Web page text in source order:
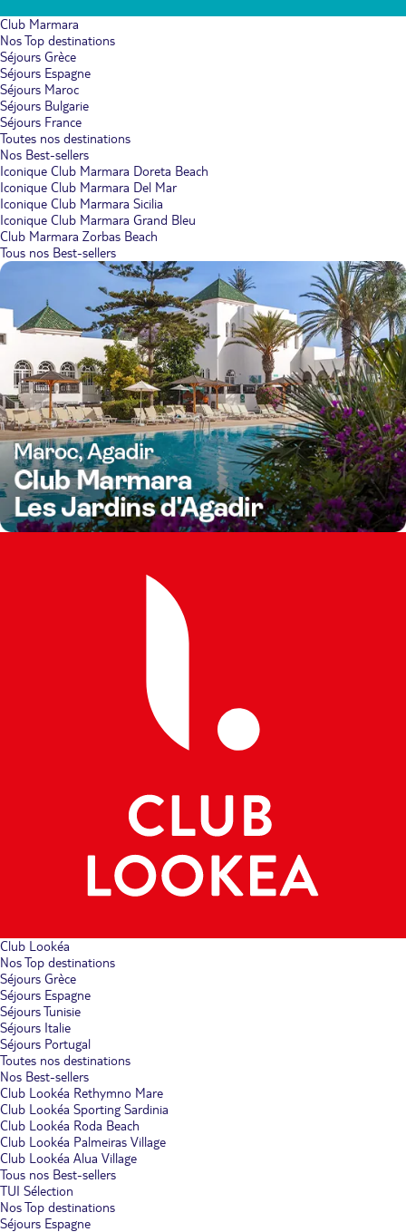
Club Marmara
Nos Top destinations
Séjours Grèce
Séjours Espagne
Séjours Maroc
Séjours Bulgarie
Séjours France
Toutes nos destinations
Nos Best-sellers
Iconique Club Marmara Doreta Beach
Iconique Club Marmara Del Mar
Iconique Club Marmara Sicilia
Iconique Club Marmara Grand Bleu
Club Marmara Zorbas Beach
Tous nos Best-sellers
Club Lookéa
Nos Top destinations
Séjours Grèce
Séjours Espagne
Séjours Tunisie
Séjours Italie
Séjours Portugal
Toutes nos destinations
Nos Best-sellers
Club Lookéa Rethymno Mare
Club Lookéa Sporting Sardinia
Club Lookéa Roda Beach
Club Lookéa Palmeiras Village
Club Lookéa Alua Village
Tous nos Best-sellers
TUI Sélection
Nos Top destinations
Séjours Espagne